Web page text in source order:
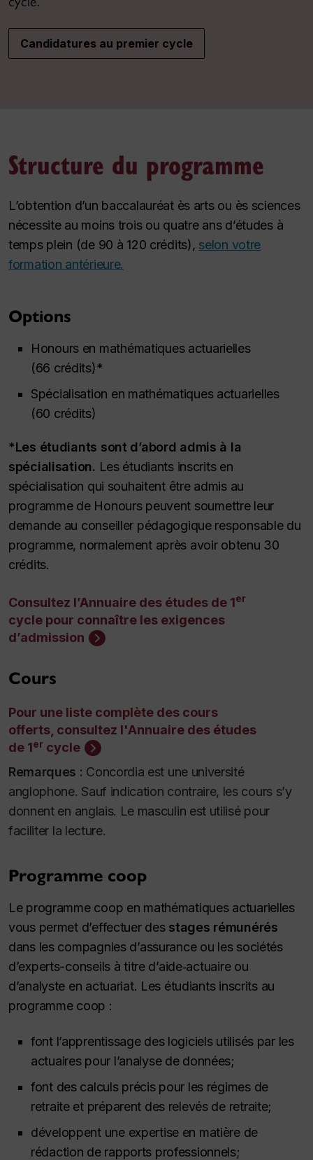
Candidatures au premier cycle
Structure du programme
L’obtention d’un baccalauréat ès arts ou ès sciences
nécessite au moins trois ou quatre ans d’études à
temps plein (de 90 à 120 crédits), selon votre
formation antérieure.
Options
Honours en mathématiques actuarielles
(66 crédits)*
Spécialisation en mathématiques actuarielles
(60 crédits)
*Les étudiants sont d’abord admis à la
spécialisation. Les étudiants inscrits en
spécialisation qui souhaitent être admis au
programme de Honourspeuvent soumettre leur
demande au conseiller pédagogique responsable du
programme, normalement après avoir obtenu 30
crédits.
Consultez l’Annuaire des études de 1er
cycle pour connaître les exigences
d’admission
Cours
Pour une liste complète des cours
offerts, consultez l'Annuaire des études
de 1er cycle
Remarques : Concordia est une université
anglophone. Sauf indication contraire, les cours s’y
donnent en anglais. Le masculin est utilisé pour
faciliter la lecture.
Programme coop
Le programme coop en mathématiques actuarielles
vous permet d’effectuer des stages rémunérés
dans les compagnies d’assurance ou les sociétés
d’experts-conseils à titre d’aide‑actuaire ou
d’analyste en actuariat. Les étudiants inscrits au
programme coop :
font l’apprentissage des logiciels utilisés par les
actuaires pour l’analyse de données;
font des calculs précis pour les régimes de
retraite et préparent des relevés de retraite;
développent une expertise en matière de
rédaction de rapports professionnels;